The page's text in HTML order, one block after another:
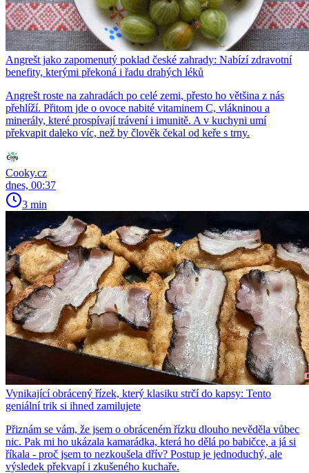
Angrešt jako zapomenutý poklad české zahrady: Nabízí zdravotní
benefity, kterými překoná i řadu drahých léků
Angrešt roste na zahradách po celé zemi, přesto ho většina z nás
přehlíží. Přitom jde o ovoce nabité vitaminem C, vlákninou a
minerály, které prospívají trávení i imunitě. A v kuchyni umí
překvapit daleko víc, než by člověk čekal od keře s trny.
Cooky.cz
dnes, 00:37
3 min
Vynikající obrácený řízek, který klasiku strčí do kapsy: Tento
geniální trik si ihned zamilujete
Přiznám se vám, že jsem o obráceném řízku dlouho nevěděla vůbec
nic. Pak mi ho ukázala kamarádka, která ho dělá po babičce, a já si
říkala - proč jsem to nezkoušela dřív? Postup je jednoduchý, ale
výsledek překvapí i zkušeného kuchaře.